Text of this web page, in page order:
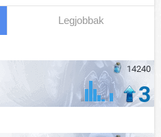
Legjobbak
14240
3